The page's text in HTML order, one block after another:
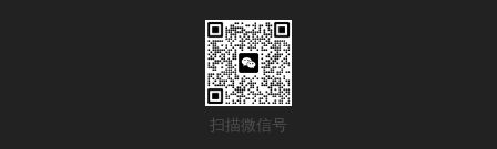
扫描微信号